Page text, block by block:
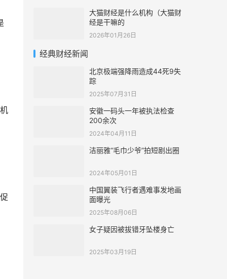
大猫财经是什么机构（大猫财
经是干嘛的
2026年01月26日
经典财经新闻
北京极端强降雨造成44死9失
踪
2025年07月31日
安徽一码头一年被执法检查
200余次
2024年04月11日
洁丽雅“毛巾少爷”拍短剧出圈
2024年05月01日
中国翼装飞行者遇难事发地画
面曝光
2025年08月06日
女子疑因被拔错牙坠楼身亡
2025年03月19日